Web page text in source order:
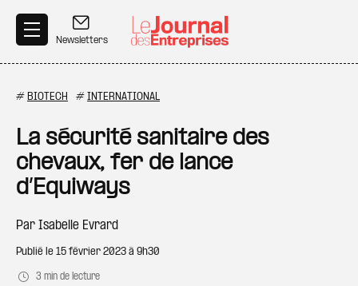
Newsletters
# BIOTECH # INTERNATIONAL
La sécurité sanitaire des
chevaux, fer de lance
d’Equiways
Par Isabelle Evrard
Publié le 15 février 2023 à 9h30
3 min de lecture